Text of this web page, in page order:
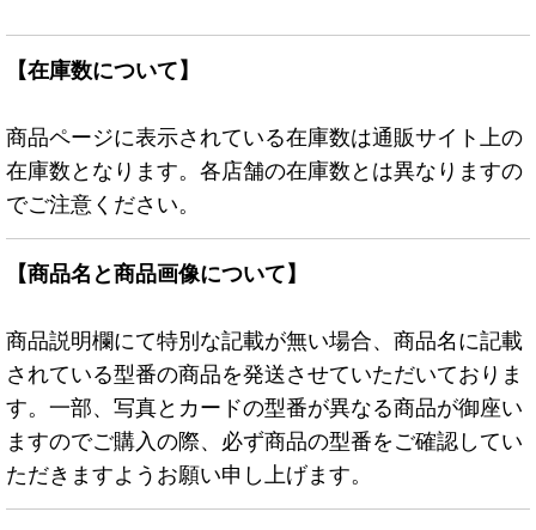
【在庫数について】
商品ページに表示されている在庫数は通販サイト上の
在庫数となります。各店舗の在庫数とは異なりますの
でご注意ください。
【商品名と商品画像について】
商品説明欄にて特別な記載が無い場合、商品名に記載
されている型番の商品を発送させていただいておりま
す。一部、写真とカードの型番が異なる商品が御座い
ますのでご購入の際、必ず商品の型番をご確認してい
ただきますようお願い申し上げます。